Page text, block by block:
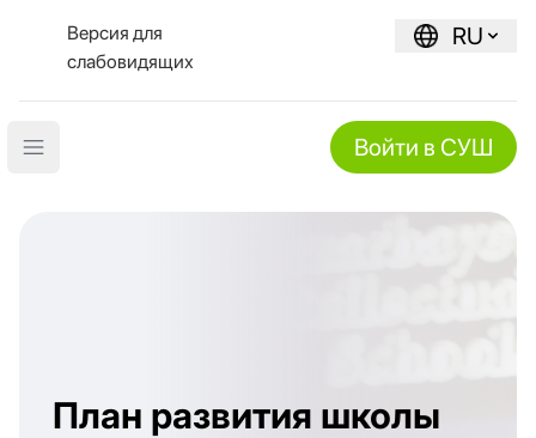
Версия для
слабовидящих
RU
Open main menu Войти в СУШ
План развития школы